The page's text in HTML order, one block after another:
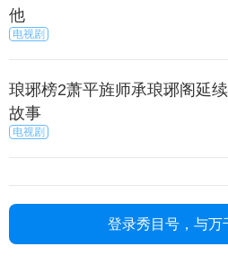
他
电视剧
琅琊榜2萧平旌师承琅琊阁延
故事
电视剧
登录秀目号，与万